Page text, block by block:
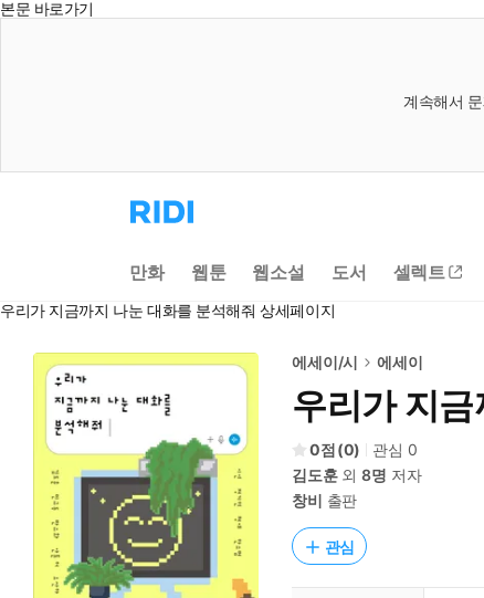
본문 바로가기
계속해서
리
디
으
로
동
만화 웹툰 웹소설 도서 셀렉트
우리가 지금까지 나눈 대화를 분석해줘 상세페이지
에세이/시 에세이
우리가 지
0 (0) 관심 0
김도훈외8명 저자
창비 출판
관심